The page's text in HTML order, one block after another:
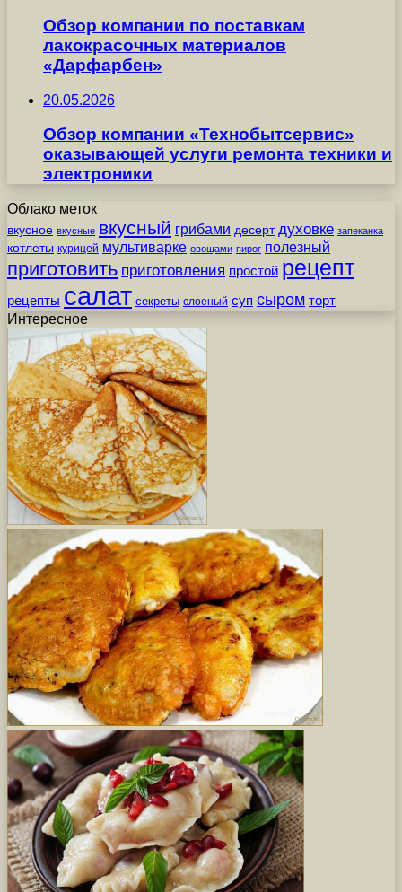
Обзор компании по поставкам
лакокрасочных материалов
«Дарфарбен»
20.05.2026
Обзор компании «Технобытсервис»
оказывающей услуги ремонта техники и
электроники
Облако меток
вкусное вкусные вкусный грибами десерт духовке запеканка
котлеты курицей мультиварке овощами пирог полезный
приготовить приготовления простой рецепт
рецепты салат секреты слоеный суп сыром торт
Интересное